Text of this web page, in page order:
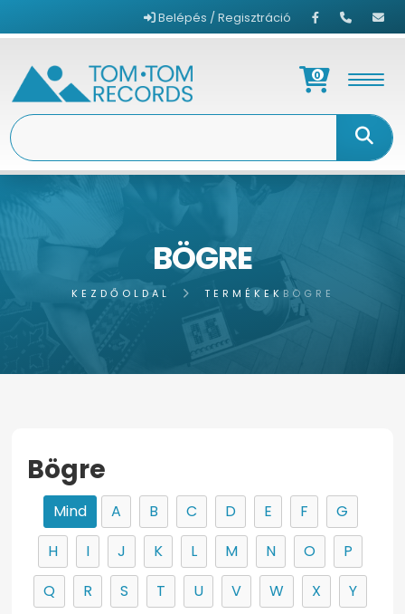
Belépés / Regisztráció
0
BÖGRE
KEZDŐOLDAL TERMÉKEK BÖGRE
Bögre
Mind A B C D E F
G
H
I J K L M N O
P
Q
R S T U V W X
Y